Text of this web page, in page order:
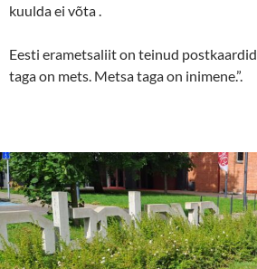
kuulda ei võta .
Eesti erametsaliit on teinud
taga on mets. Metsa taga on inimene.”.